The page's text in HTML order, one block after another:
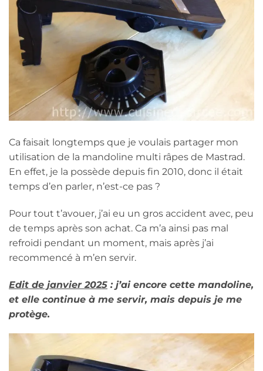
Ca faisait longtemps que je voulais partager mon
utilisation de la mandoline multi râpes de Mastrad.
En effet, je la possède depuis fin 2010, donc il était
temps d’en parler, n’est-ce pas ?
Pour tout t’avouer, j’ai eu un gros accident avec, peu
de temps après son achat. Ca m’a ainsi pas mal
refroidi pendant un moment, mais après j’ai
recommencé à m’en servir.
Edit de janvier 2025 : j’ai encore cette mandoline,
et elle continue à me servir, mais depuis je me
protège.